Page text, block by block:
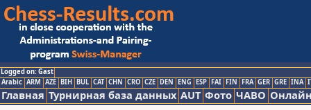
Logged on: Gast
Arabic ARM AZE BIH BUL CAT CHN CRO CZE DEN ENG ESP FAI FIN FRA GER GRE INA
Главная Турнирная база данных AUT Фото ЧАВО